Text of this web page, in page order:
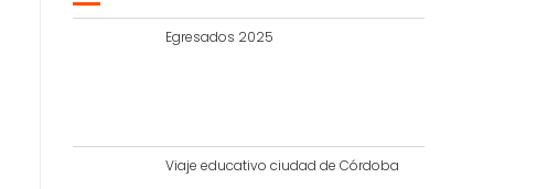
Egresados 2025
Viaje educativo ciudad de Córdoba